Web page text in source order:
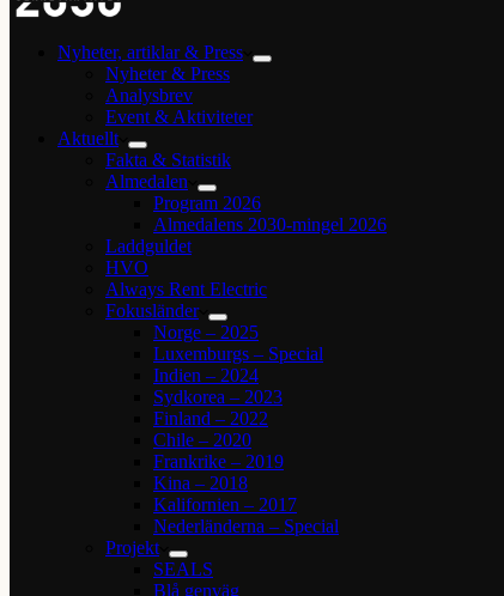
Nyheter, artiklar & Press
Nyheter & Press
Analysbrev
Event & Aktiviteter
Aktuellt
Fakta & Statistik
Almedalen
Program 2026
Almedalens 2030-mingel 2026
Laddguldet
HVO
Always Rent Electric
Fokusländer
Norge – 2025
Luxemburgs – Special
Indien – 2024
Sydkorea – 2023
Finland – 2022
Chile – 2020
Frankrike – 2019
Kina – 2018
Kalifornien – 2017
Nederländerna – Special
Projekt
SEALS
Blå genväg